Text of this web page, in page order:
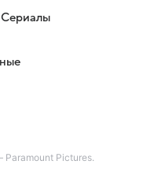
Pictures.